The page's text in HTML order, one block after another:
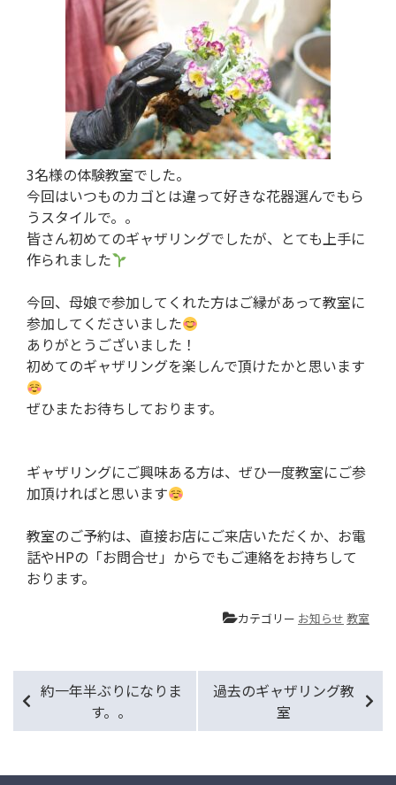
3名様の体験教室でした。
今回はいつものカゴとは違って好きな花器選んでもら
うスタイルで。。
皆さん初めてのギャザリングでしたが、とても上手に
作られました
今回、母娘で参加してくれた方はご縁があって教室に
参加してくださいました
ありがとうございました！
初めてのギャザリングを楽しんで頂けたかと思います
ぜひまたお待ちしております。
ギャザリングにご興味ある方は、ぜひ一度教室にご参
加頂ければと思います
教室のご予約は、直接お店にご来店いただくか、お電
話やHPの「お問合せ」からでもご連絡をお持ちして
おります。
カテゴリー お知らせ 教室
約一年半ぶりになりま
す。。
過去のギャザリング教
室